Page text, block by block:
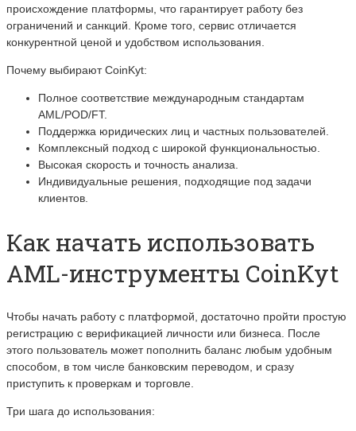
происхождение платформы, что гарантирует работу без
ограничений и санкций. Кроме того, сервис отличается
конкурентной ценой и удобством использования.
Почему выбирают CoinKyt:
Полное соответствие международным стандартам
AML/POD/FT.
Поддержка юридических лиц и частных пользователей.
Комплексный подход с широкой функциональностью.
Высокая скорость и точность анализа.
Индивидуальные решения, подходящие под задачи
клиентов.
Как начать использовать
AML-инструменты CoinKyt
Чтобы начать работу с платформой, достаточно пройти простую
регистрацию с верификацией личности или бизнеса. После
этого пользователь может пополнить баланс любым удобным
способом, в том числе банковским переводом, и сразу
приступить к проверкам и торговле.
Три шага до использования: